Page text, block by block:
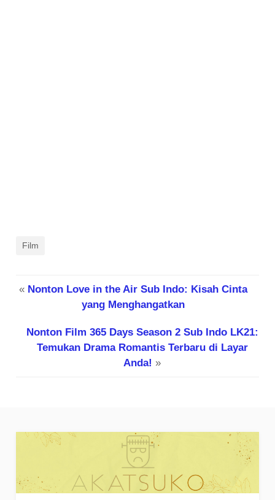
Film
« Nonton Love in the Air Sub Indo: Kisah Cinta
yang Menghangatkan
Nonton Film 365 Days Season 2 Sub Indo LK21:
Temukan Drama Romantis Terbaru di Layar
Anda! »